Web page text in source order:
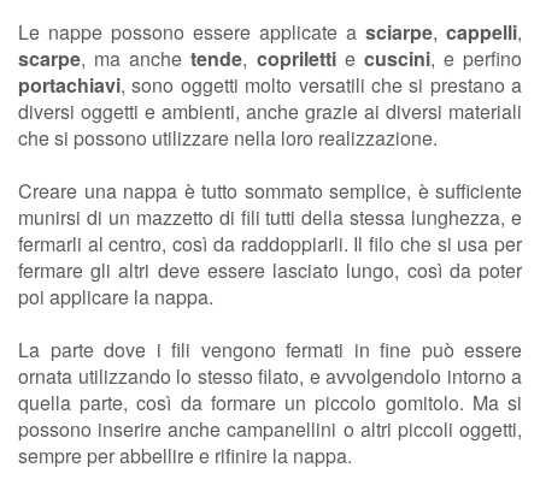
Le nappe possono essere applicate a sciarpe, cappelli,
scarpe, ma anchetende, coprilettie cuscini, e perfino
portachiavi, sono oggetti molto versatili che si prestano a
diversi oggetti e ambienti, anche grazie ai diversi materiali
che si possono utilizzare nella loro realizzazione.
Creare una nappa è tutto sommato semplice, è sufficiente
munirsi di un mazzetto di fili tutti della stessa lunghezza, e
fermarli al centro, così da raddoppiarli. Il filo che si usa per
fermare gli altri deve essere lasciato lungo, così da poter
poi applicare la nappa.
La parte dove i fili vengono fermati in fine può essere
ornata utilizzando lo stesso filato, e avvolgendolo intorno a
quella parte, così da formare un piccolo gomitolo. Ma si
possono inserire anche campanellini o altri piccoli oggetti,
sempre per abbellire e rifinire la nappa.